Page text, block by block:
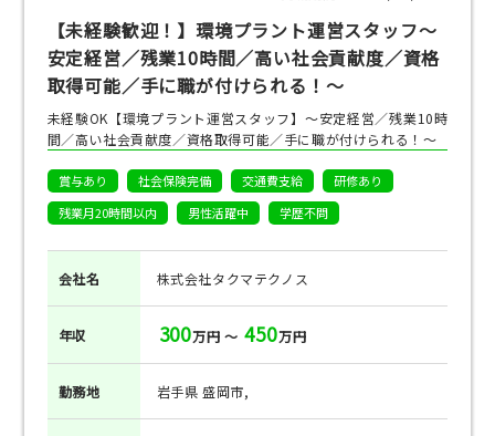
【未経験歓迎！】環境プラント運営スタッフ～
安定経営／残業10時間／高い社会貢献度／資格
取得可能／手に職が付けられる！～
未経験OK【環境プラント運営スタッフ】～安定経営／残業10時
間／高い社会貢献度／資格取得可能／手に職が付けられる！～
賞与あり 社会保険完備 交通費支給
研修あり
残業月20時間以内
男性活躍中 学歴不問
会社名 株式会社タクマテクノス
年収 300万円 ～ 450万円
勤務地 岩手県 盛岡市,